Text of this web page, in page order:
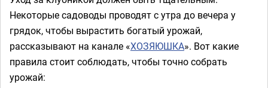
Некоторые садоводы проводят с утра до вечера у
грядок, чтобы вырастить богатый урожай,
рассказывают на канале «ХОЗЯЮШКА». Вот какие
правила стоит соблюдать, чтобы точно собрать
урожай: